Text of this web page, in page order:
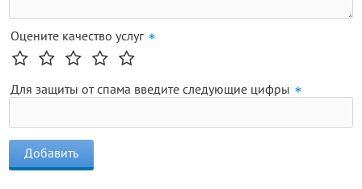
Оцените качество услуг
Для защиты от спама введите следующие цифры